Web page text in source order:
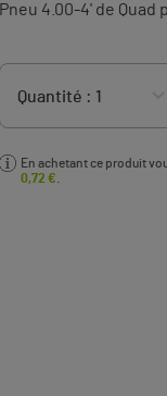
Pneu 4.00-4' de Quad
En achetant ce produit
0,72 €